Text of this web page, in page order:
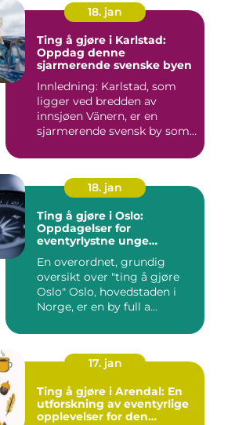
18. jan
Ting å gjøre i Karlstad:
Oppdag denne
sjarmerende svenske byen
Innledning: Karlstad, som
ligger ved bredden av
innsjøen Vänern, er en
sjarmerende svensk by som
18. jan
Ting å gjøre i Oslo:
Oppdagelser for
eventyrlystne unge
En overordnet, grundig
oversikt over "ting å gjøre
Oslo" Oslo, hovedstaden i
Norge, er en by full a...
17. jan
Ting å gjøre i Arendal: En
utforskning av eventyrlige
opplevelser for den